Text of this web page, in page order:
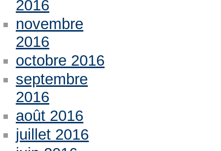
2016
novembre
2016
octobre 2016
septembre
2016
août 2016
juillet 2016